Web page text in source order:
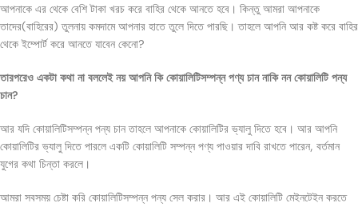
আপনাকে এর থেকে বেশি টাকা খরচ করে বাহির থেকে আনতে হবে। কিন্তু আমরা আপনাকে
তাদের(বাহিরের) তুলনায় কমদামে আপনার হাতে তুলে দিতে পারছি। তাহলে আপনি আর কষ্ট করে বাহির
থেকে ইম্পোর্ট করে আনতে যাবেন কেনো?
তারপরেও একটা কথা না বললেই নয় আপনি কি কোয়ালিটিসম্পন্ন পণ্য চান নাকি নন কোয়ালিটি পন্য
চান?
আর যদি কোয়ালিটিসম্পন্ন পন্য চান তাহলে আপনাকে কোয়ালিটির ভ্যালু দিতে হবে। আর আপনি
কোয়ালিটির ভ্যালু দিতে পারলে একটি কোয়ালিটি সম্পন্ন পণ্য পাওয়ার দাবি রাখতে পারেন, বর্তমান
যুগের কথা চিন্তা করলে।
আমরা সবসময় চেষ্টা করি কোয়ালিটিসম্পন্ন পন্য সেল করার। আর এই কোয়ালিটি মেইনটেইন করতে